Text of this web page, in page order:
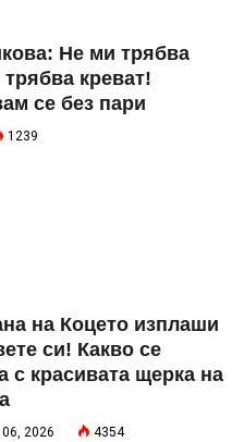
Не ми трябва
креват!
се без пари
1239
на Коцето изплаши
си! Какво се
с красивата щерка на
2026 4354